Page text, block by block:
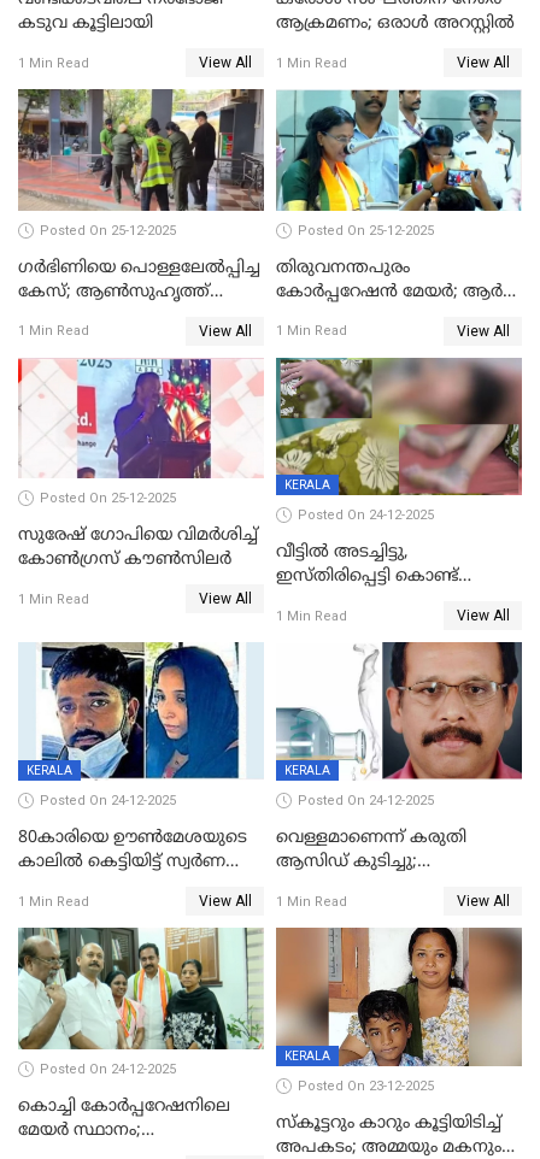
കടുവ കൂട്ടിലായി
1 Min Read View All
ആക്രമണം; ഒരാള്‍ അറസ്റ്റില്‍
1 Min Read View All
Posted On 25-12-2025
ഗര്‍ഭിണിയെ പൊള്ളലേല്‍പ്പിച്ച
കേസ്; ആണ്‍സുഹൃത്ത്
1 Min Read View All
Posted On 25-12-2025
തിരുവനന്തപുരം
കോര്‍പ്പറേഷന്‍ മേയർ; ആര്‍
1 Min Read View All
Posted On 25-12-2025
സുരേഷ് ഗോപിയെ വിമര്‍ശിച്ച്
കോണ്‍ഗ്രസ് കൗണ്‍സിലര്‍
1 Min Read View All
KERALA
Posted On 24-12-2025
വീട്ടിൽ അടച്ചിട്ടു,
ഇസ്തിരിപ്പെട്ടി കൊണ്ട്
ഗർഭിണിയായ യുവതിക്ക് ക്രൂര
1 Min Read View All
KERALA
Posted On 24-12-2025
80കാരിയെ ഊൺമേശയുടെ
കാലിൽ കെട്ടിയിട്ട് സ്വർണവും
കൊച്ചുമകനും സുഹൃത്തും
അറസ്റ്റിൽ
1 Min Read View All
KERALA
Posted On 24-12-2025
വെള്ളമാണെന്ന് കരുതി
ആസിഡ് കുടിച്ചു;
മരിച്ചു
1 Min Read View All
Posted On 24-12-2025
കൊച്ചി കോര്‍പ്പറേഷനിലെ
മേയര്‍ സ്ഥാനം;
KERALA
Posted On 23-12-2025
സ്കൂട്ടറും കാറും കൂട്ടിയിടിച്ച്
അപകടം; അമ്മയും മകനും